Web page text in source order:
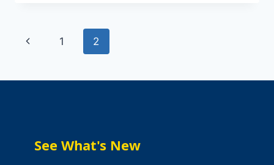
Page
Previous
1 2
See What's New